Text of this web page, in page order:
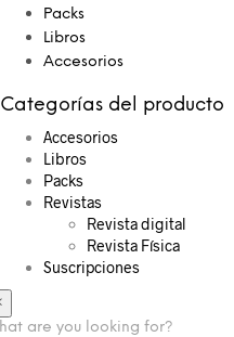
Packs
Libros
Accesorios
Categorías del producto
Accesorios
Libros
Packs
Revistas
Revista digital
Revista Física
Suscripciones
are you looking for?